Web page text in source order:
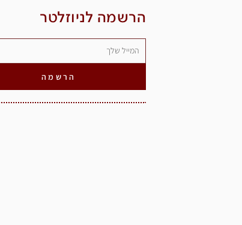
הרשמה לניוזלטר
הרשמה